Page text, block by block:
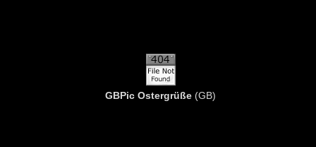
GBPic Ostergrüße (GB)